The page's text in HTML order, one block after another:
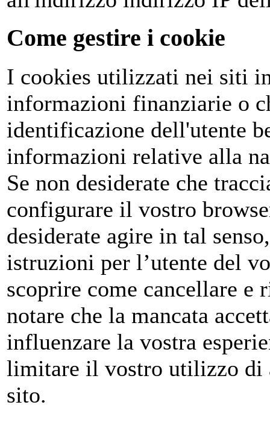
Come gestire i cookie
I cookies utilizzati nei siti
informazioni finanziarie o
identificazione dell'utente
informazioni relative alla
Se non desiderate che
configurare il vostro
desiderate agire in tal
istruzioni per l’utente del
scoprire come cancellare
notare che la mancata
influenzare la vostra
limitare il vostro utilizzo di
sito.